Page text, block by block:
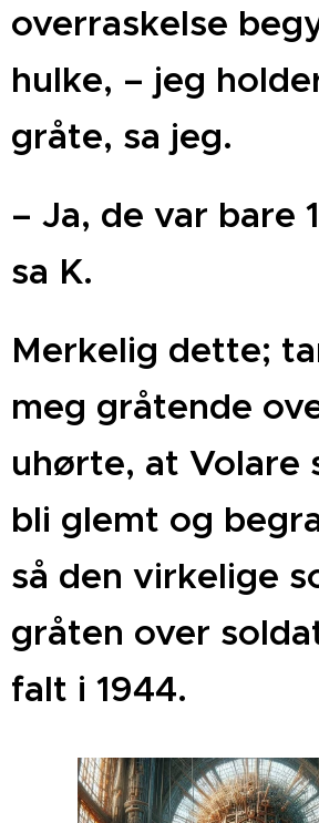
overraskelse
hulke, – jeg
gråte, sa jeg. ­
–­ Ja, de var bare
sa K.
Merkelig dette;
meg gråtende
uhørte, at Volare
bli glemt og
så den virkelige
gråten over
falt i 1944.